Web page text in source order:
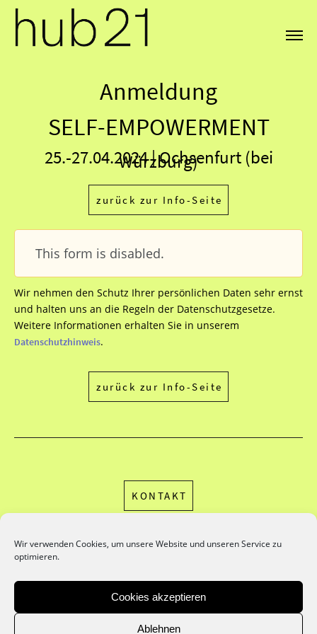
Wir verwenden Cookies, um unsere Website und unseren Service zu
optimieren.
Cookies akzeptieren
Ablehnen
Anmeldung
SELF-EMPOWERMENT
25.-27.04.2024 | Ochsenfurt (bei
Würzburg)
zurück zur Info-Seite
This form is disabled.
Wir nehmen den Schutz Ihrer persönlichen Daten sehr ernst
und halten uns an die Regeln der Datenschutzgesetze.
Weitere Informationen erhalten Sie in unserem
Datenschutzhinweis.
zurück zur Info-Seite
KONTAKT